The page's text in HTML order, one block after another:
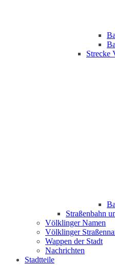
Strecke
Straßenbahn
Völklinger Namen
Völklinger
Wappen der Stadt
Nachrichten
Stadtteile